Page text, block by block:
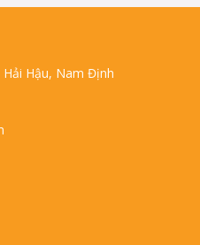
Hậu, Nam Định